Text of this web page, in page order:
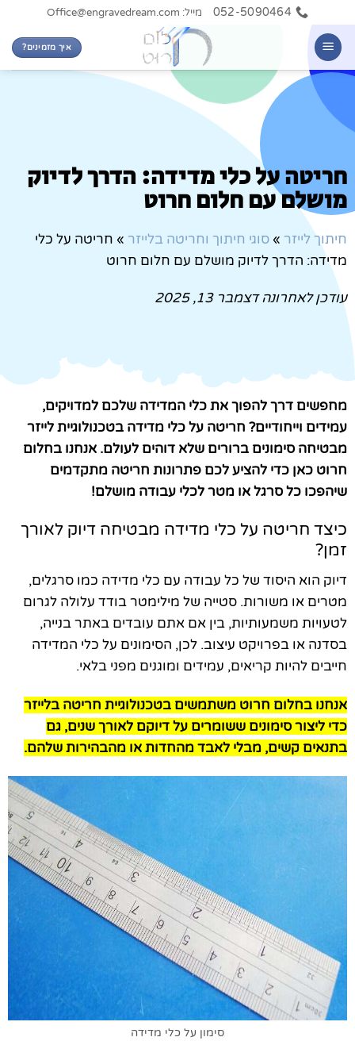
052-5090464 מייל: Office@engravedream.com
איך מזמינים?
חריטה על כלי מדידה: הדרך לדיוק
מושלם עם חלום חרוט
חיתוך לייזר » סוגי חיתוך וחריטה בלייזר » חריטה על כלי
מדידה: הדרך לדיוק מושלם עם חלום חרוט
עודכן לאחרונהדצמבר 13, 2025
מחפשים דרך להפוך את כלי המדידה שלכם למדויקים,
עמידים וייחודיים? חריטה על כלי מדידה בטכנולוגיית לייזר
מבטיחה סימונים ברורים שלא דוהים לעולם. אנחנו בחלום
חרוט כאן כדי להציע לכם פתרונות חריטה מתקדמים
שיהפכו כל סרגל או מטר לכלי עבודה מושלם!
כיצד חריטה על כלי מדידה מבטיחה דיוק לאורך
זמן?
דיוק הוא היסוד של כל עבודה עם כלי מדידה כמו סרגלים,
מטרים או משורות. סטייה של מילימטר בודד עלולה לגרום
לטעויות משמעותיות, בין אם אתם עובדים באתר בנייה,
בסדנה או בפרויקט עיצוב. לכן, הסימונים על כלי המדידה
חייבים להיות קריאים, עמידים ומוגנים מפני בלאי.
אנחנו בחלום חרוט משתמשים בטכנולוגיית חריטה בלייזר
כדי ליצור סימונים ששומרים על דיוקם לאורך שנים, גם
בתנאים קשים, מבלי לאבד מהחדות או מהבהירות שלהם.
סימון על כלי מדידה